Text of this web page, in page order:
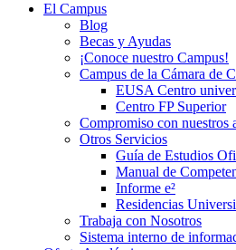
El Campus
Blog
Becas y Ayudas
¡Conoce nuestro Campus!
Campus de la Cámara de
EUSA Centro
Centro FP Superior
Compromiso con nuestros
Otros Servicios
Guía de Estudios
Manual de
Informe e²
Residencias
Trabaja con Nosotros
Sistema interno de